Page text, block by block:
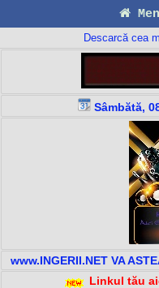
Descarcă cea
Sâmbătă,
www.INGERII.NET VA
Linkul tău